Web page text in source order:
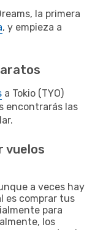
la primera
, y empieza a
a Tokio (TYO)
encontrarás las
vuelos
a veces hay
es comprar tus
para
los